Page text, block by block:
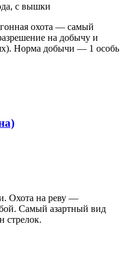
с вышки
охота — самый
на добычу и
Норма добычи — 1 особь
Охота на реву —
Самый азартный вид
стрелок.